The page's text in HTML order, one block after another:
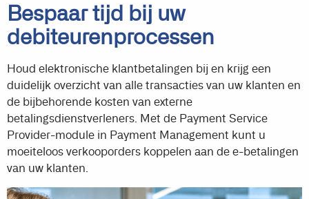
Bespaar tijd bij uw
debiteurenprocessen
Houd elektronische klantbetalingen bij en krijg een
duidelijk overzicht van alle transacties van uw klanten en
de bijbehorende kosten van externe
betalingsdienstverleners. Met de Payment Service
Provider-module in Payment Management kunt u
moeiteloos verkooporders koppelen aan de e-betalingen
van uw klanten.